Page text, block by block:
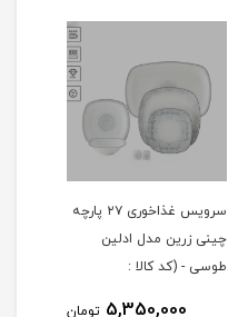
سرویس غذاخوری ۲۷ پارچه
چینی زرین مدل ادلین
طوسی - (کد کالا :
5,350,000 تومان